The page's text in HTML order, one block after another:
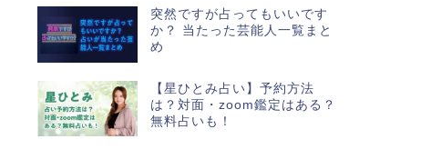
突然ですが占ってもいいです
か？ 当たった芸能人一覧まと
め
【星ひとみ占い】予約方法
は？対面・zoom鑑定はある？
無料占いも！